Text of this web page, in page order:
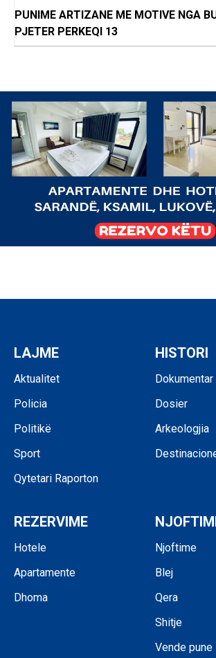
PUNIME ARTIZANE ME MOTIVE NGA
PJETER PERKEQI 13
LAJME
Aktualitet
Policia
Politikë
Sport
Qytetari Raporton
HISTORI
Dokumentar
Dosier
Arkeologjia
REZERVIME
Hotele
Apartamente
Dhoma
Njoftime
Blej
Qera
Shitje
Vende pune